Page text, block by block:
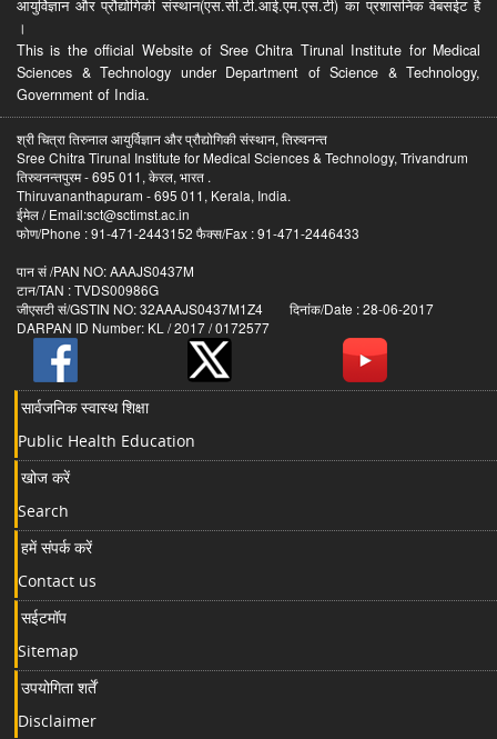
आयुर्विज्ञान और प्रौद्योगिकी संस्थान(एस.सी.टी.आई.एम.एस.टी) का प्रशासनिक वेबसईट है
।
This is the official Website of Sree Chitra Tirunal Institute for Medical
Sciences & Technology under Department of Science & Technology,
Government of India.
श्री चित्रा तिरुनाल आयुर्विज्ञान और प्रौद्योगिकी संस्थान, तिरुवनन्त
Sree Chitra Tirunal Institute for Medical Sciences & Technology, Trivandrum
तिरुवनन्तपुरम - 695 011, केरल, भारत .
Thiruvananthapuram - 695 011, Kerala, India.
ईमेल / Email:sct@sctimst.ac.in
फोण/Phone : 91-471-2443152 फैक्स/Fax : 91-471-2446433
पान सं /PAN NO: AAAJS0437M
टान/TAN : TVDS00986G
जीएसटी सं/GSTIN NO: 32AAAJS0437M1Z4 दिनांक/Date : 28-06-2017
DARPAN ID Number: KL / 2017 / 0172577
सार्वजनिक स्वास्थ शिक्षा
Public Health Education
खोज करें
Search
हमें संपर्क करें
Contact us
सईटमॉप
Sitemap
उपयोगिता शर्तें
Disclaimer